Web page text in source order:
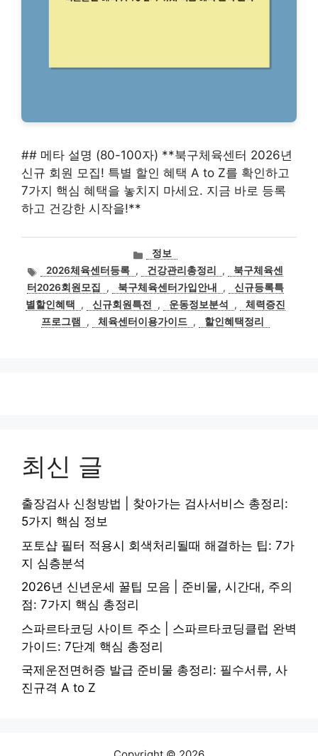
## 메타 설명 (80-100자) **북구체육센터 2026년
신규 회원 모집! 특별 할인 혜택 A to Z를 확인하고
7가지 핵심 혜택을 놓치지 마세요. 지금 바로 등록
하고 건강한 시작을!**
카
테
고
리
정보
태
그
2026체육센터등록 , 건강관리총정리 ,
북구체육센
터2026회원모집
, 북구체육센터가입안내 ,
신규등록특
별할인혜택
, 신규회원특전 , 운동정보분석 ,
체력증진
프로그램
, 체육센터이용가이드 , 할인혜택정리
최신 글
출장검사 신청방법 | 찾아가는 검사서비스 총정리:
5가지 핵심 정보
포토샵 필터 적용시 회색처리될때 해결하는 팁: 7가
지 심층분석
2026년 신년운세 꿀팁 모음 | 준비물, 시간대, 주의
점: 7가지 핵심 총정리
스파르타코딩 사이트 주소 | 스파르타코딩클럽 완벽
가이드: 7단계 핵심 총정리
국제운전면허증 발급 준비물 총정리: 필수서류, 사
진규격 A to Z